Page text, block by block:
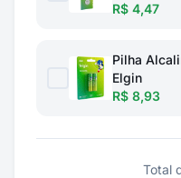
R$ 4,47
Pilha
Elgin
R$ 8,93
Total